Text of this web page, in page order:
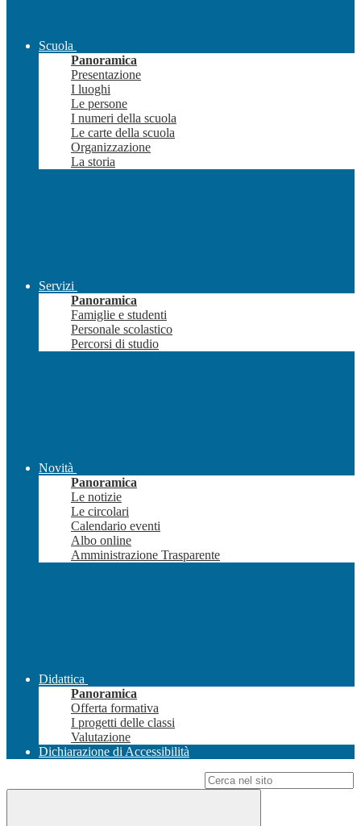
Scuola
Panoramica
Presentazione
I luoghi
Le persone
I numeri della scuola
Le carte della scuola
Organizzazione
La storia
Servizi
Panoramica
Famiglie e studenti
Personale scolastico
Percorsi di studio
Novità
Panoramica
Le notizie
Le circolari
Calendario eventi
Albo online
Amministrazione Trasparente
Didattica
Panoramica
Offerta formativa
I progetti delle classi
Valutazione
Dichiarazione di Accessibilità